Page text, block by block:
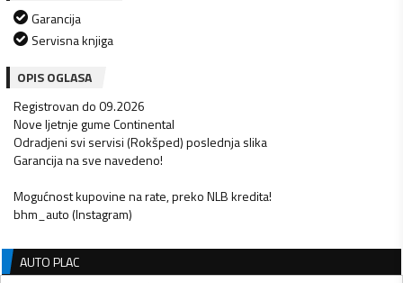
Garancija
Servisna knjiga
OPIS OGLASA
Registrovan do 09.2026
Nove ljetnje gume Continental
Odradjeni svi servisi (Rokšped) poslednja slika
Garancija na sve navedeno!
Mogućnost kupovine na rate, preko NLB kredita!
bhm_auto (Instagram)
AUTO PLAC